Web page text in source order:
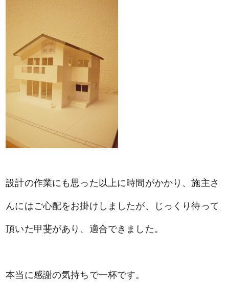
設計の作業にも思った以上に時間がかかり、施主さ
んにはご心配をお掛けしましたが、じっくり待って
頂いた甲斐があり、適合できました。
本当に感謝の気持ちで一杯です。